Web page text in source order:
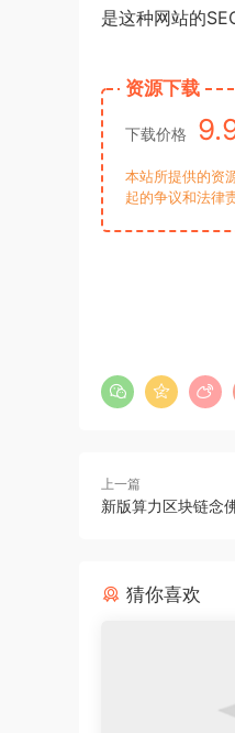
是这种网站的
资源下载
下载价格
本站所提供的资
起的争议和法律
上一篇
新版算力区块链念
猜你喜欢